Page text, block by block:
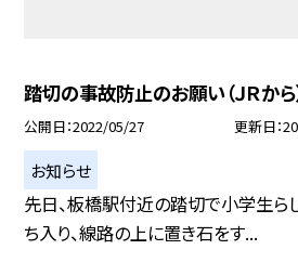
踏切の事故防止のお願い（ＪＲから
公開日 2022/05/27 更新日
お知らせ
先日、板橋駅付近の踏切で小学生ら
ち入り、線路の上に置き石をす...